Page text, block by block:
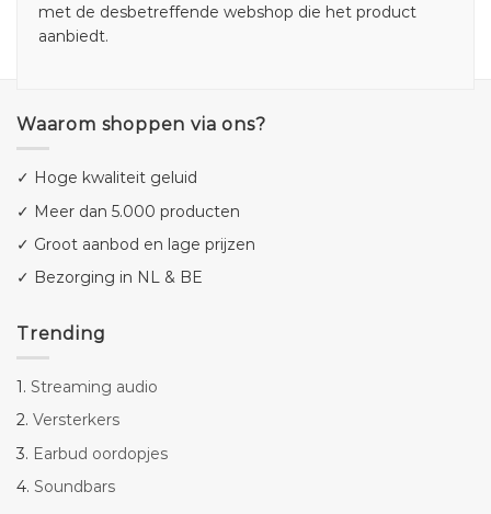
met de desbetreffende webshop die het product
aanbiedt.
Waarom shoppen via ons?
✓ Hoge kwaliteit geluid
✓ Meer dan 5.000 producten
✓ Groot aanbod en lage prijzen
✓ Bezorging in NL & BE
Trending
1. Streaming audio
2. Versterkers
3. Earbud oordopjes
4. Soundbars